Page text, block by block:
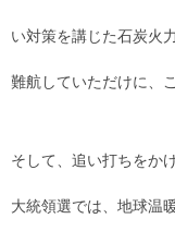
い対策を講じた石炭火
難航していただけに、
そして、追い打ちをか
大統領選では、地球温